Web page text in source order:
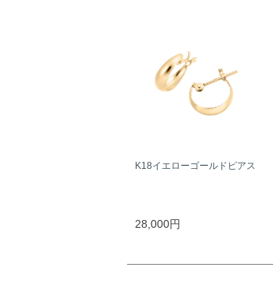
K18イエローゴールドピアス
28,000円